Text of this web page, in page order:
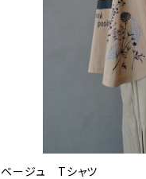
ベージュ Tシャツ